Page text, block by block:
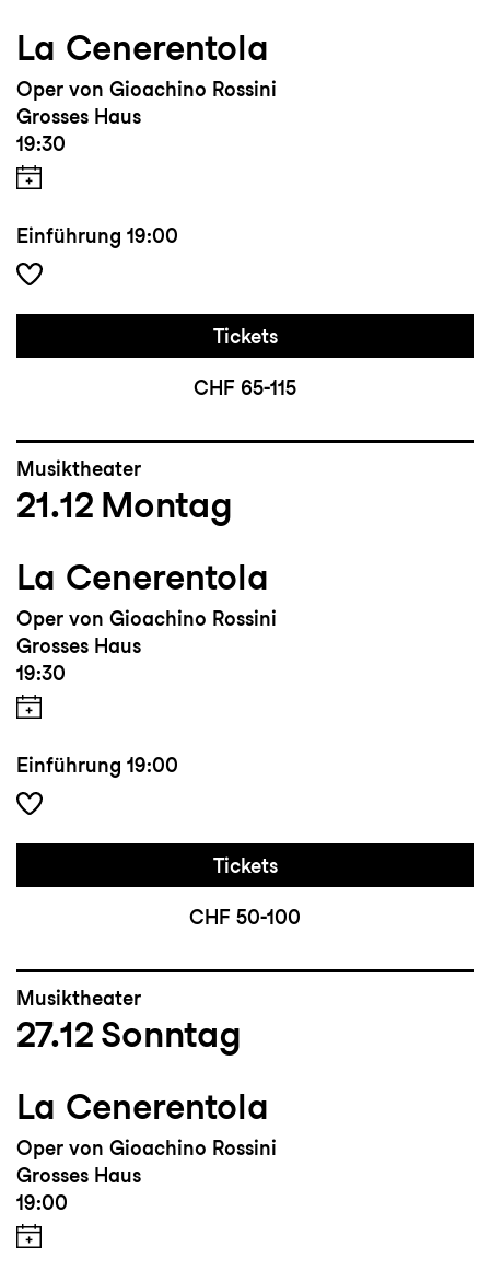
La Cenerentola
Oper von Gioachino Rossini
Grosses Haus
19:30
Einführung 19:00
Tickets
CHF 65-115
Musiktheater
21.12 Montag
La Cenerentola
Oper von Gioachino Rossini
Grosses Haus
19:30
Einführung 19:00
Tickets
CHF 50-100
Musiktheater
27.12 Sonntag
La Cenerentola
Oper von Gioachino Rossini
Grosses Haus
19:00